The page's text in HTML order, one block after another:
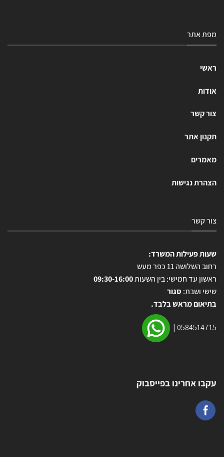
מפת אתר
ראשי
אודות
צור קשר
תקנון אתר
מאמרים
הצהרת נגישות
צור קשר
שעות פעילות המשרד:
רחוב השלושה 11 כפר מעש
ראשון עד חמישי: בין השעות09:30-16:00
שישי ושבת: סגור
בתיאום מראש בלבד.
0584514715
|
עקבו אחרינו בפייסבוק